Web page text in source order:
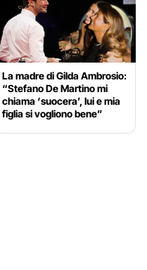
La madre di Gilda Ambrosio:
“Stefano De Martino mi
chiama ‘suocera’, lui e mia
figlia si vogliono bene”